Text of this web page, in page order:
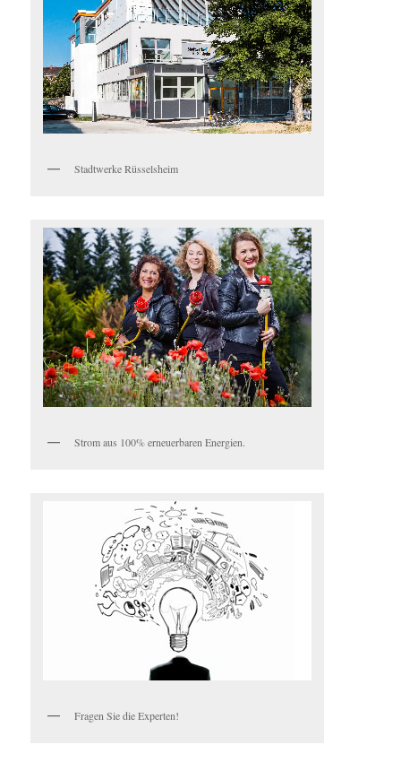
Stadtwerke Rüsselsheim
Strom aus 100% erneuerbaren Energien.
Fragen Sie die Experten!